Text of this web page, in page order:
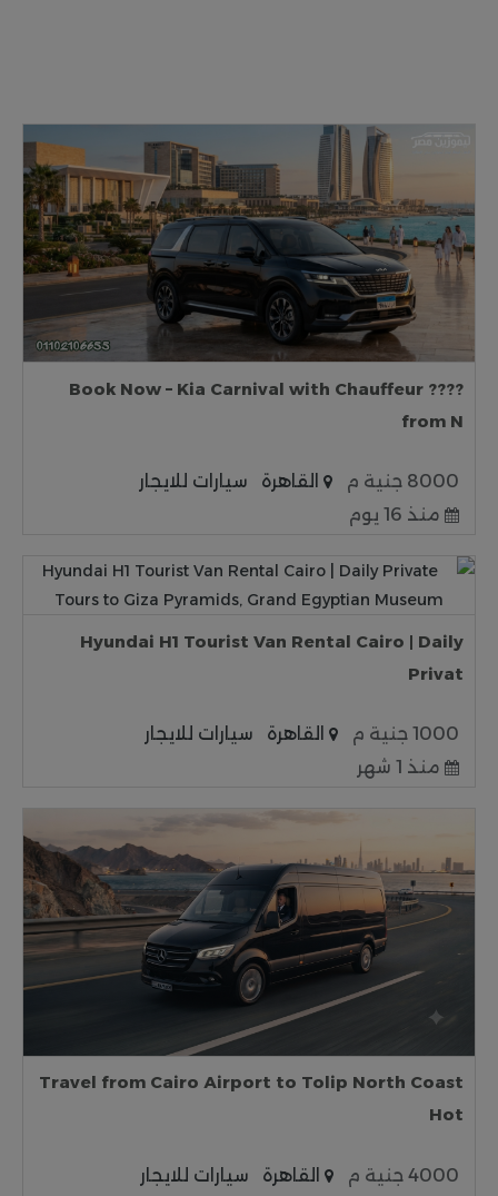
???? Book Now – Kia Carnival with Chauffeur
from N
8000 جنية م القاهرة
سيارات للايجار
منذ 16 يوم
Hyundai H1 Tourist Van Rental Cairo | Daily
Privat
1000 جنية م القاهرة
سيارات للايجار
منذ 1 شهر
Travel from Cairo Airport to Tolip North Coast
Hot
4000 جنية م القاهرة
سيارات للايجار